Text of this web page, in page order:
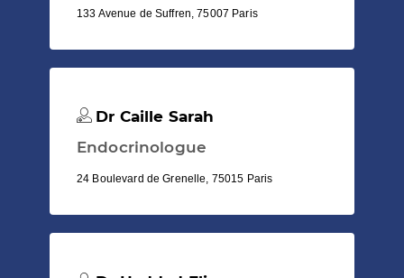
133 Avenue de Suffren, 75007 Paris
Dr Caille Sarah
Endocrinologue
24 Boulevard de Grenelle, 75015 Paris